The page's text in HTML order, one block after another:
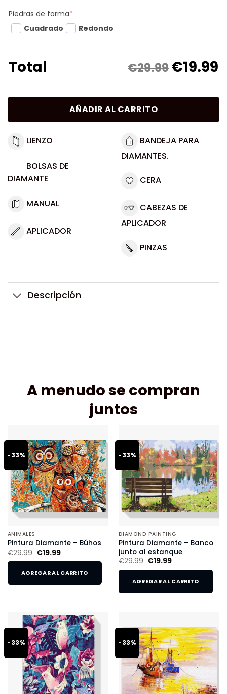
Piedras de forma*
Cuadrado
Redondo
Total €29.99€19.99
AÑADIR AL CARRITO
LIENZO
BOLSAS DE
DIAMANTE
MANUAL
APLICADOR
BANDEJA PARA
DIAMANTES.
CERA
CABEZAS DE
APLICADOR
PINZAS
Descripción
A menudo se compran
juntos
-33%
ANIMALES
Pintura Diamante – Búhos
€29.99 €19.99
AGREGAR AL CARRITO
-33%
DIAMOND PAINTING
Pintura Diamante – Banco
junto al estanque
€29.99 €19.99
AGREGAR AL CARRITO
-33% -33%